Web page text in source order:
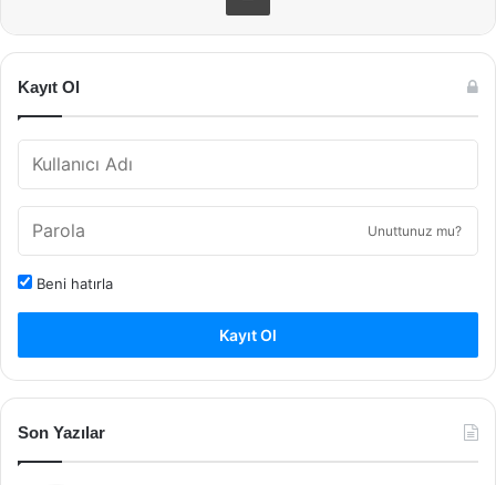
Kayıt Ol
Unuttunuz mu?
Beni hatırla
Kayıt Ol
Son Yazılar